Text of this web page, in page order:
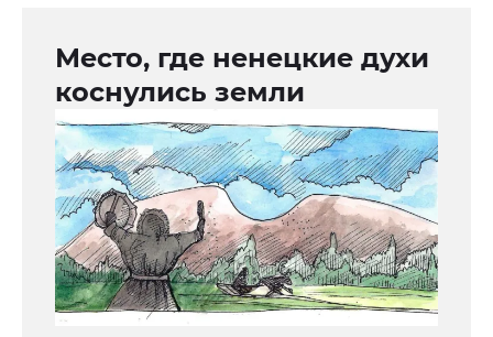
Место, где ненецкие духи
коснулись земли